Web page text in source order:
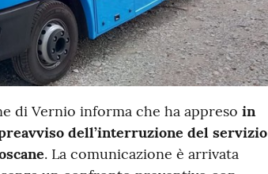
di Vernio informa che ha appreso in
dell’interruzione del servizio
. La comunicazione è arrivata